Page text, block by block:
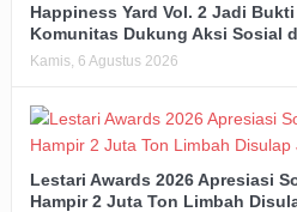
Happiness Yard Vol. 2 Jadi
Komunitas Dukung Aksi Sosial
Kamis, 6 Agustus 2026
Lestari Awards 2026 Apresiasi
Hampir 2 Juta Ton Limbah